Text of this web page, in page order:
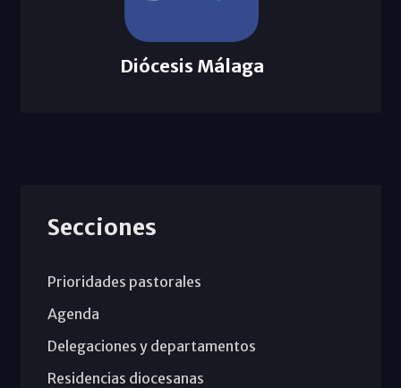
Diócesis Málaga
Secciones
Prioridades pastorales
Agenda
Delegaciones y departamentos
Residencias diocesanas